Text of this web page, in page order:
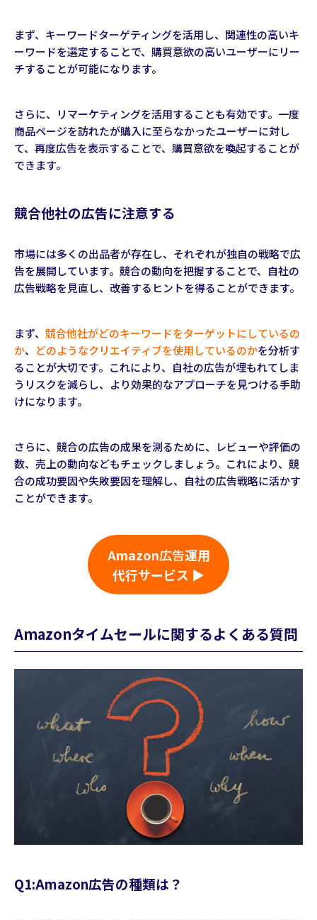
まず、キーワードターゲティングを活用し、関連性の高いキ
ーワードを選定することで、購買意欲の高いユーザーにリー
チすることが可能になります。
さらに、リマーケティングを活用することも有効です。一度
商品ページを訪れたが購入に至らなかったユーザーに対し
て、再度広告を表示することで、購買意欲を喚起することが
できます。
競合他社の広告に注意する
市場には多くの出品者が存在し、それぞれが独自の戦略で広
告を展開しています。競合の動向を把握することで、自社の
広告戦略を見直し、改善するヒントを得ることができます。
まず、 競合他社がどのキーワードをターゲットにしているの
か、 どのようなクリエイティブを使用しているのかを分析す
ることが大切です。これにより、自社の広告が埋もれてしま
うリスクを減らし、より効果的なアプローチを見つける手助
けになります。
さらに、競合の広告の成果を測るために、レビューや評価の
数、売上の動向などもチェックしましょう。これにより、競
合の成功要因や失敗要因を理解し、自社の広告戦略に活かす
ことができます。
Amazon広告運用
代行サービス ▶
Amazonタイムセールに関するよくある質問
Q1:Amazon広告の種類は？